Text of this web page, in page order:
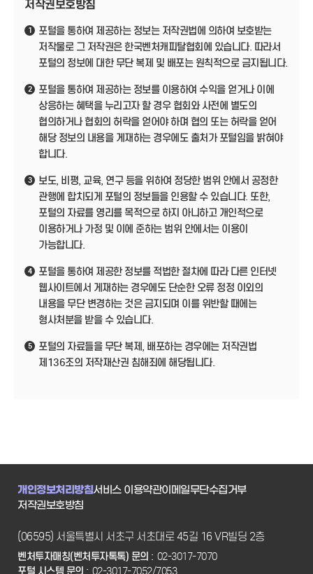
저작권보호방침
1
포털을 통하여 제공하는 정보는 저작권법에 의하여 보호받는
저작물로 그 저작권은 한국벤처캐피탈협회에 있습니다. 따라서
포털의 정보에 대한 무단 복제 및 배포는 원칙적으로 금지됩니다.
2
포털을 통하여 제공하는 정보를 이용하여 수익을 얻거나 이에
상응하는 혜택을 누리고자 할 경우 협회와 사전에 별도의
협의하거나 협회의 허락을 얻어야 하며 협의 또는 허락을 얻어
해당 정보의 내용을 게재하는 경우에도 출처가 포털임을 밝혀야
합니다.
3
보도, 비평, 교육, 연구 등을 위하여 정당한 범위 안에서 공정한
관행에 합치되게 포털의 정보들을 인용할 수 있습니다. 또한,
포털의 자료를 영리를 목적으로 하지 아니하고 개인적으로
이용하거나 가정 및 이에 준하는 범위 안에서는 이용이
가능합니다.
4
포털을 통하여 제공한 정보를 적법한 절차에 따라 다른 인터넷
웹사이트에서 게재하는 경우에도 단순한 오류 정정 이외의
내용을 무단 변경하는 것은 금지되며 이를 위반할 때에는
형사처분을 받을 수 있습니다.
5
포털의 자료들을 무단 복제, 배포하는 경우에는 저작권법
제136조의 저작재산권 침해죄에 해당됩니다.
개인정보처리방침서비스 이용약관이메일무단수집거부
저작권보호방침
(06595) 서울특별시 서초구 서초대로 45길 16 VR빌딩 2층
벤처투자매칭(벤처투자톡톡) 문의 : 02-3017-7070
포털 시스템 문의 : 02-3017-7052/7053